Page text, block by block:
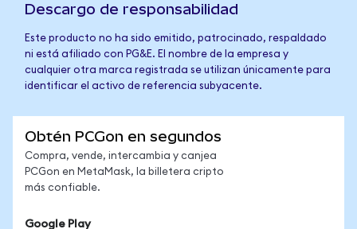
Descargo de responsabilidad
Este producto no ha sido emitido, patrocinado, respaldado
ni está afiliado con PG&E. El nombre de la empresa y
cualquier otra marca registrada se utilizan únicamente para
identificar el activo de referencia subyacente.
Obtén PCGon en segundos
Compra, vende, intercambia y canjea
PCGon en MetaMask, la billetera cripto
más confiable.
Google Play